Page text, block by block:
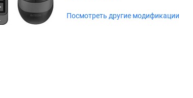
Посмотреть другие модификации